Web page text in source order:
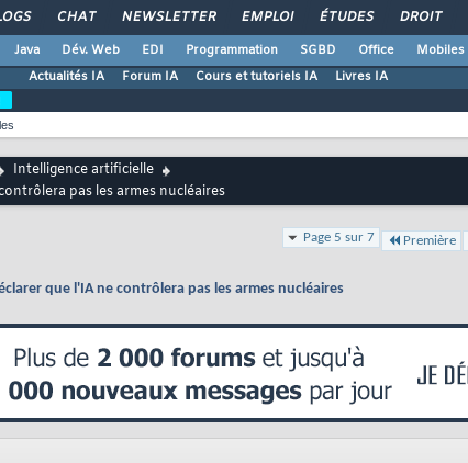
CHAT NEWSLETTER EMPLOI ÉTUDES DROIT
Java Dév. Web EDI Programmation SGBD Office Mobiles
Actualités IA
Forum IA Cours et tutoriels IA Livres IA
Intelligence artificielle
pas les armes nucléaires
Page 5 sur 7 Première
que l'IA ne contrôlera pas les armes nucléaires